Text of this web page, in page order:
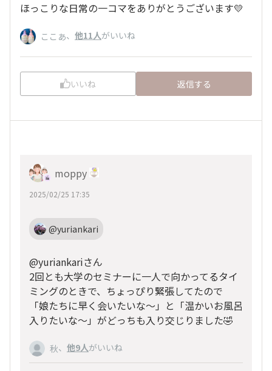
ほっこりな日常の一コマをありがとうございます💛
ここあ、 他11人がいいね
いいね 返信する
moppy
2025/02/25 17:35
@yuriankari
@yuriankariさん
2回とも大学のセミナーに一人で向かってるタイ
ミングのときで、ちょっぴり緊張してたので
「娘たちに早く会いたいな～」と「温かいお風呂
入りたいな～」がどっちも入り交じりました🤣
秋、 他9人がいいね